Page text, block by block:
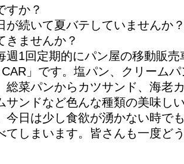
すか？
が続いて夏バテしていませんか
きませんか？
週1回定期的にパン屋の移動販
」です。塩パン、クリーム
総菜パンからカツサンド、海老
サンドなど色んな種類の美味し
今日は少し食欲が湧かない時で
てしまいます。皆さんも一度ど